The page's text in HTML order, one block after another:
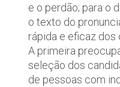
e o perdão; para o
o texto do
rápida e eficaz dos
A primeira
seleção dos
de pessoas com